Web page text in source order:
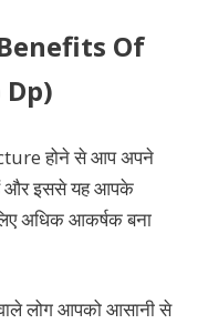
(Benefits Of
होने से आप अपने
और इससे यह आपके
अधिक आकर्षक बना
लोग आपको आसानी से